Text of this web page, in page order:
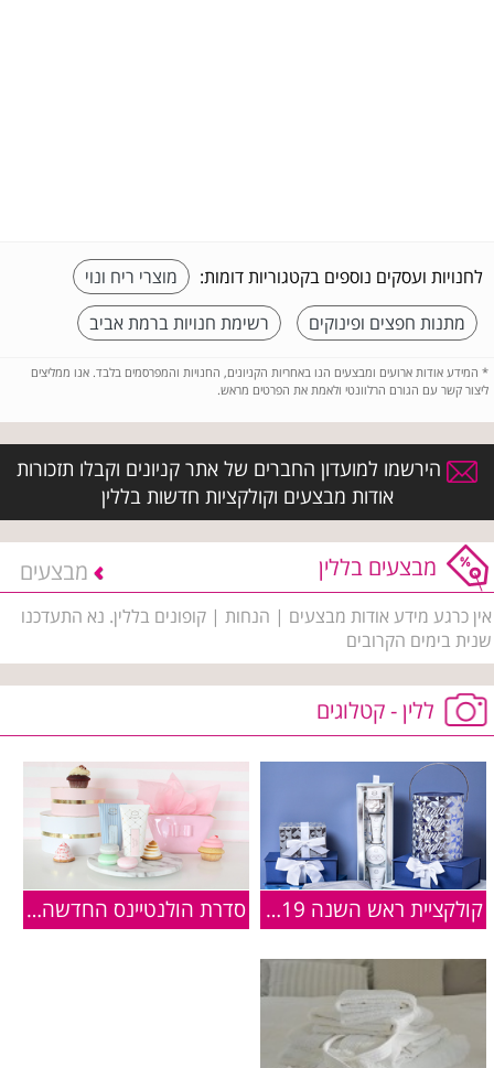
לחנויות ועסקים נוספים בקטגוריות דומות:
מוצרי ריח ונוי
מתנות חפצים ופינוקים
רשימת חנויות ברמת אביב
* המידע אודות ארועים ומבצעים הנו באחריות הקניונים, החנויות והמפרסמים בלבד. אנו ממליצים
ליצור קשר עם הגורם הרלוונטי ולאמת את הפרטים מראש.
הירשמו למועדון החברים של אתר קניונים וקבלו תזכורות
אודות מבצעים וקולקציות חדשות בללין
מבצעים בללין מבצעים
אין כרגע מידע אודות מבצעים | הנחות | קופונים בללין. נא התעדכנו
שנית בימים הקרובים
ללין - קטלוגים
קולקציית ראש השנה 2019 ברשת ללין סדרת הולנטיינס החדשה של ללין